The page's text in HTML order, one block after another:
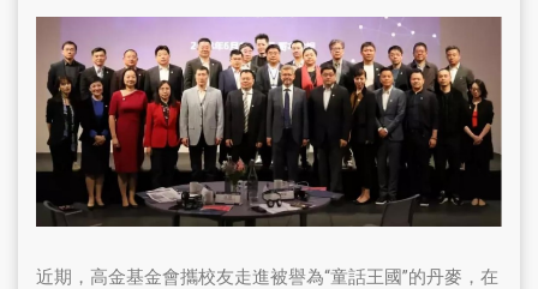
近期，高金基金會攜校友走進被譽為“童話王國”的丹麥，在